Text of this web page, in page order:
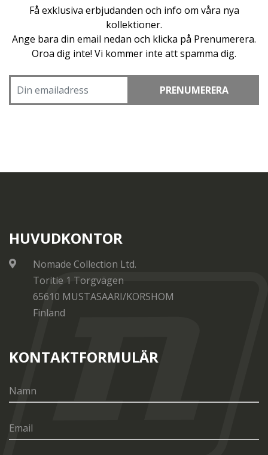
Få exklusiva erbjudanden och info om våra nya
kollektioner.
Ange bara din email nedan och klicka på Prenumerera.
Oroa dig inte! Vi kommer inte att spamma dig.
PRENUMERERA
HUVUDKONTOR
Nomade Collection Ltd.
Toritie 1 Torgvägen
65610 MUSTASAARI/KORSHOM
Finland
KONTAKTFORMULÄR